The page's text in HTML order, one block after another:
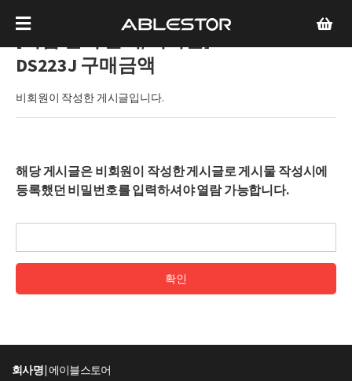
DS223J 구매금액
비회원이 작성한 게시글입니다.
해당 게시글은 비회원이 작성한 게시글로 게시물 작성시에
등록했던 비밀번호를 입력하셔야 열람 가능합니다.
회사명 |에이블스토어